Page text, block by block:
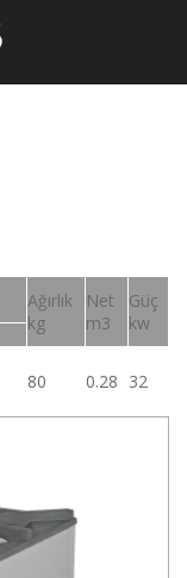
Ağırlık
kg
Net
m3
Güç
kw
80 0.28 32